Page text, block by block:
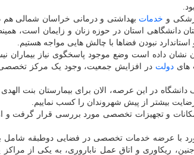
و خدمات بهداشتی و درمانی خراسان شمالی هم
نبودن فضاها با چالش هایی مواجه هستیم.
نشان داده است وضع موجود پاسخگوی نیاز بیماران
های دولت در افزایش جمعیت، وجود یک مرکز تخصصی و
دانشگاه در این عرصه، الان برای بیمارستان بنت
بیشتر از پیش شهروندان را کسب نماییم.
و تجهیزات تخصصی مورد بررسی قرار گرفت و
جنین، ریکاوری و اتاق عمل ناباروری، به یکی از